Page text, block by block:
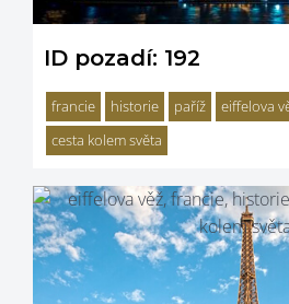
ID pozadí: 192
francie historie paříž eiffelova
cesta kolem světa